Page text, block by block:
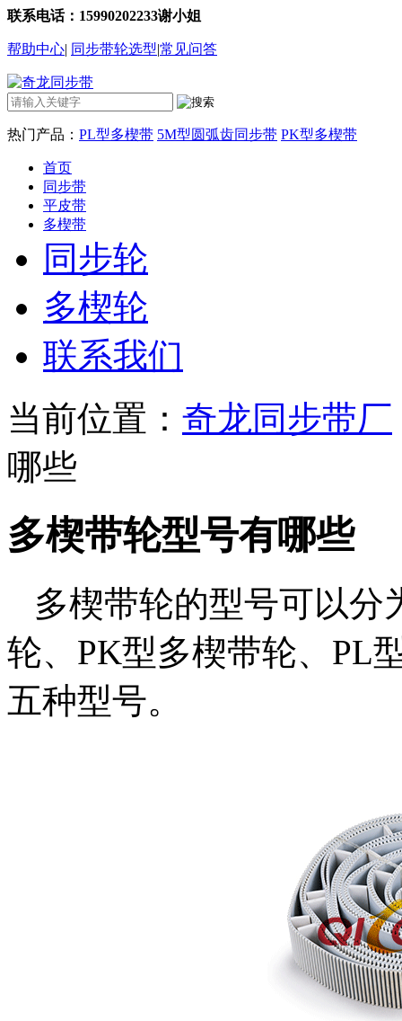
联系电话：15990202233谢小姐
帮助中心| 同步带轮选型|常见问答
热门产品： PL型多楔带 5M型圆弧齿同步带 PK型多楔带
首页
同步带
平皮带
多楔带
同步轮
多楔轮
联系我们
当前位置： 奇龙同步带厂
哪些
多楔带轮型号有哪些
多楔带轮的型号可以分
轮、PK型多楔带轮、PL
五种型号。